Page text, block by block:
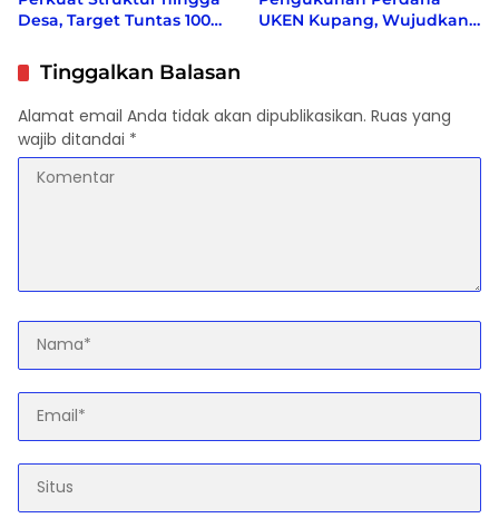
Desa, Target Tuntas 100
2026
UKEN Kupang, Wujudkan
Tinggalkan Balasan
Alamat email Anda tidak akan dipublikasikan. Ruas yang
wajib ditandai *